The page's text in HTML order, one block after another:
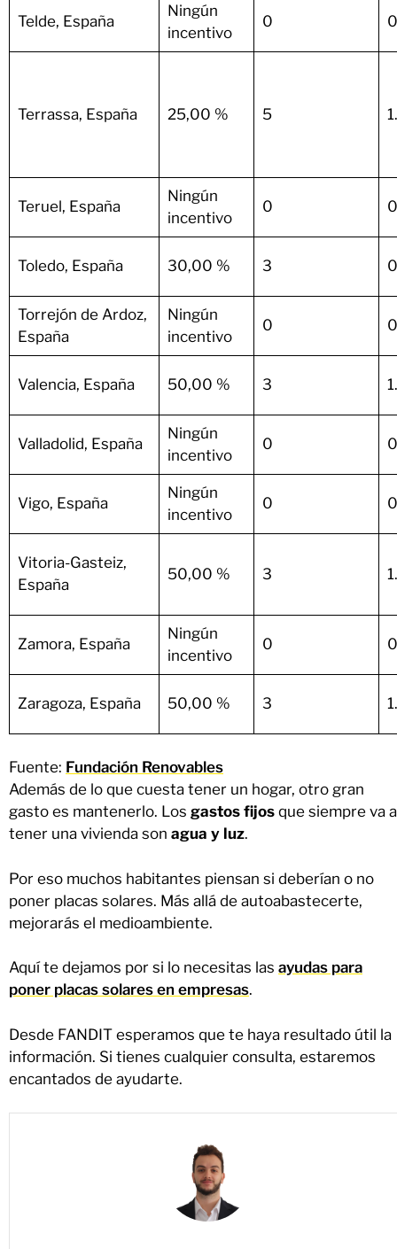
Telde, España
Ningún
incentivo
0
Terrassa, España 25,00 % 5
Teruel, España
Ningún
incentivo
0
Toledo, España 30,00 % 3
Torrejón de Ardoz,
España
Ningún
incentivo
0
Valencia, España 50,00 % 3
Valladolid, España
Ningún
incentivo
0
Vigo, España
Ningún
incentivo
0
Vitoria-Gasteiz,
España
50,00 % 3
Zamora, España
Ningún
incentivo
0
Zaragoza, España 50,00 % 3
Fuente: Fundación Renovables
Además de lo que cuesta tener un hogar, otro gran
gasto es mantenerlo. Los gastos fijos que siempre va a
tener una vivienda son agua y luz.
Por eso muchos habitantes piensan si deberían o no
poner placas solares. Más allá de autoabastecerte,
mejorarás el medioambiente.
Aquí te dejamos por si lo necesitas las ayudas para
poner placas solares en empresas.
Desde FANDIT esperamos que te haya resultado útil la
información. Si tienes cualquier consulta, estaremos
encantados de ayudarte.